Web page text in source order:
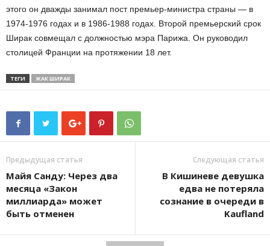
этого он дважды занимал пост премьер-министра страны — в
1974-1976 годах и в 1986-1988 годах. Второй премьерский срок
Ширак совмещал с должностью мэра Парижа. Он руководил
столицей Франции на протяжении 18 лет.
ТЕГИ ЖАК ШИРАК
Предыдущая статья
Майя Санду: Через два
месяца «Закон
миллиарда» может
быть отменен
Следующая статья
В Кишиневе девушка
едва не потеряла
сознание в очереди в
Kaufland